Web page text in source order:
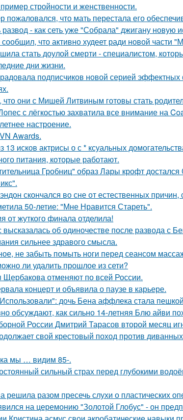
стройности и женственности.
что мать перестала его
развод - как сеть уже "Собрала" джигану новую
что активно худеет ради новой части
стать доулой смерти - специалистом,
дни жизни.
подписчиков новой серией
что они с Мишей Литвиным готовы стать
с лёгкостью захватила все внимание на
настроение.
Awards.
13 исков актрисы о с * ксуальных
питания, которые работают.
Гробниц" образ Лары крофт
скончался во сне от естественных
50-летие: "Мне Нравится Стареть".
от жуткого финала отделила!
об одиночестве после развода с
сильнее здравого смысла.
не забыть помыть ноги перед сеансом
ли удалить прошлое из сети?
Щербакова отменяют по всей России.
концерт и объявила о паузе в карьере.
дочь Бена аффлека стала
обсуждают, как сильно 14-летняя Блю айви
России Дмитрий Тарасов второй месяц
свой крестовый поход против
мы … видим 85-.
сильный страх перед глубокими
разом пресечь слухи о пластических
на церемонию "Золотой Глобус" - он